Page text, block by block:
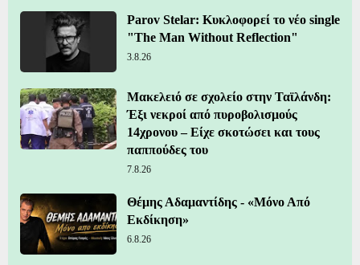
Parov Stelar: Κυκλοφορεί το νέο single
"The Man Without Reflection"
3.8.26
Μακελειό σε σχολείο στην Ταϊλάνδη:
Έξι νεκροί από πυροβολισμούς
14χρονου – Είχε σκοτώσει και τους
παππούδες του
7.8.26
Θέμης Αδαμαντίδης - «Μόνο Από
Εκδίκηση»
6.8.26